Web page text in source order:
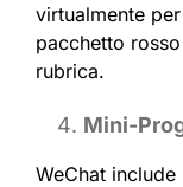
virtualmente
pacchetto
rubrica.
Mini-
WeChat